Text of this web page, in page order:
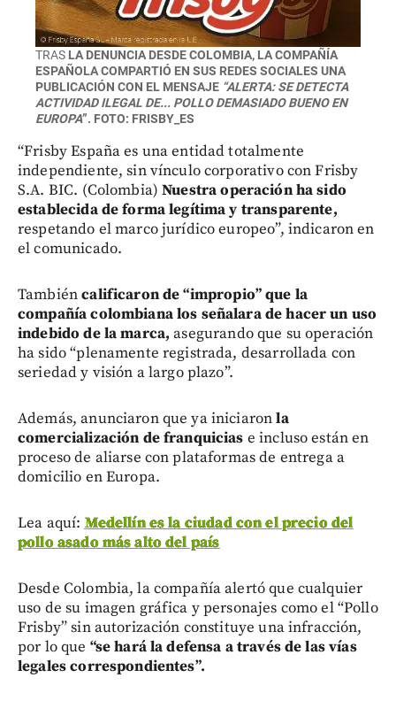
TRAS LA DENUNCIA DESDE COLOMBIA, LA COMPAÑÍA
ESPAÑOLA COMPARTIÓ EN SUS REDES SOCIALES UNA
PUBLICACIÓN CON EL MENSAJE “ALERTA: SE DETECTA
ACTIVIDAD ILEGAL DE... POLLO DEMASIADO BUENO EN
EUROPA”. FOTO: FRISBY_ES
“Frisby España es una entidad totalmente
independiente, sin vínculo corporativo con Frisby
S.A. BIC. (Colombia)Nuestra operación ha sido
establecida de forma legítima y transparente,
respetando el marco jurídico europeo”, indicaron en
el comunicado.
Tambiéncalificaron de “impropio” que la
compañía colombiana los señalara de hacer un uso
indebido de la marca, asegurando que su operación
ha sido “plenamente registrada, desarrollada con
seriedad y visión a largo plazo”.
Además, anunciaron que ya iniciaronla
comercialización de franquicias e incluso están en
proceso de aliarse con plataformas de entrega a
domicilio en Europa.
Lea aquí: Medellín es la ciudad con el precio del
pollo asado más alto del país
Desde Colombia, la compañía alertó que cualquier
uso de su imagen gráfica y personajes como el “Pollo
Frisby” sin autorización constituye una infracción,
por lo que “se hará la defensa a través de las vías
legales correspondientes”.